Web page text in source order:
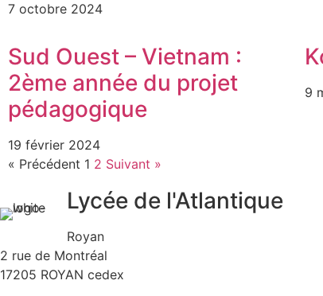
7 octobre 2024
Sud Ouest – Vietnam :
2ème année du projet
pédagogique
19 février 2024
9
« Précédent 1 2 Suivant »
Lycée de l'Atlantique
Royan
2 rue de Montréal
17205 ROYAN cedex